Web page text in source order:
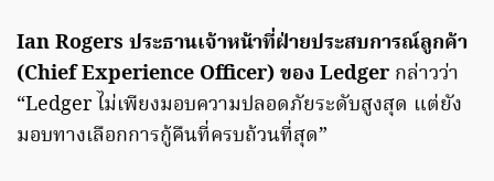
Ian Rogers ประธานเจ้าหน้าที่ฝ่ายประสบการณ์ลูกค้า
(Chief Experience Officer) ของ Ledger กล่าวว่า
“Ledger ไม่เพียงมอบความปลอดภัยระดับสูงสุด แต่ยัง
มอบทางเลือกการกู้คืนที่ครบถ้วนที่สุด”